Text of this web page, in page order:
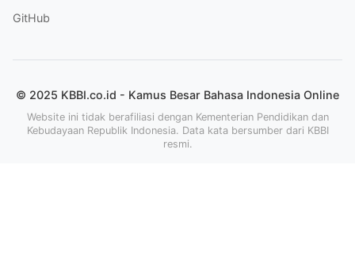
GitHub
© 2025 KBBI.co.id - Kamus Besar Bahasa Indonesia Online
Website ini tidak berafiliasi dengan Kementerian Pendidikan dan
Kebudayaan Republik Indonesia. Data kata bersumber dari KBBI
resmi.